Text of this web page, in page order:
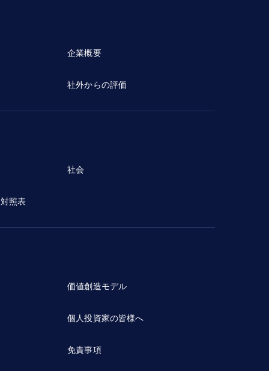
企業概要
社外からの評価
社会
照表
価値創造モデル
個人投資家の皆様へ
免責事項